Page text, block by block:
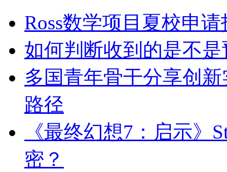
Ross数学项目夏校申
如何判断收到的是不
多国青年骨干分享创
路径
《最终幻想7：启示》
密？